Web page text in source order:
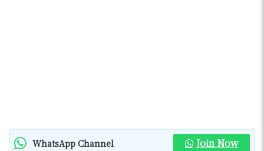
WhatsApp Channel Join Now